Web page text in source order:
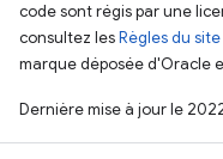
code sont régis par une
consultez lesRègles du
marque déposée d'Oracle
Dernière mise à jour le